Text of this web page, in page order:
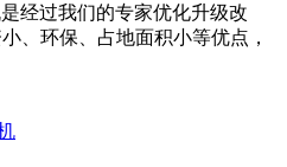
经过我们的专家优化升级改
、环保、占地面积小等优点，